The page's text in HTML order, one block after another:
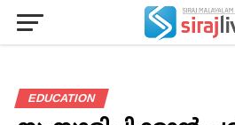
EDUCATION